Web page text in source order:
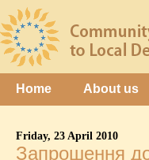
Home About us
Friday, 23 April 2010
Запрошення до